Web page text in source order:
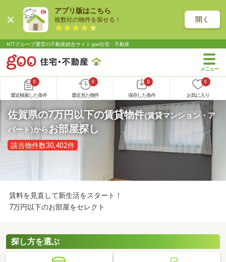
アプリ版はこちら
複数社の物件を探せる！ 開く
NTTグループ運営の不動産総合サイト goo住宅・不動産
0
最近検索した条件
0
最近見た物件
0
保存した条件
0
お気に入り
佐賀県の7万円以下の賃貸物件(賃貸マンション・ア
パート)からお部屋探し
該当物件数30,402件
賃料を見直して新生活をスタート！
7万円以下のお部屋をセレクト
探し方を選ぶ